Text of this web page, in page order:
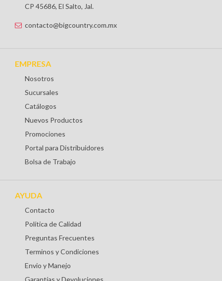
CP 45686, El Salto, Jal.
contacto@bigcountry.com.mx
EMPRESA
Nosotros
Sucursales
Catálogos
Nuevos Productos
Promociones
Portal para Distribuidores
Bolsa de Trabajo
AYUDA
Contacto
Política de Calidad
Preguntas Frecuentes
Terminos y Condiciones
Envio y Manejo